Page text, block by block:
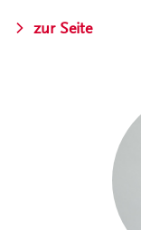
zur Seite